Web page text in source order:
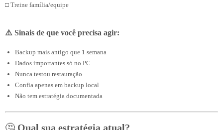
□ Treine família/equipe
⚠️ Sinais de que você precisa agir:
Backup mais antigo que 1 semana
Dados importantes só no PC
Nunca testou restauração
Confia apenas em backup local
Não tem estratégia documentada
🤔 Qual sua estratégia atual?